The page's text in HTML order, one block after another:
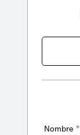
Nombre *